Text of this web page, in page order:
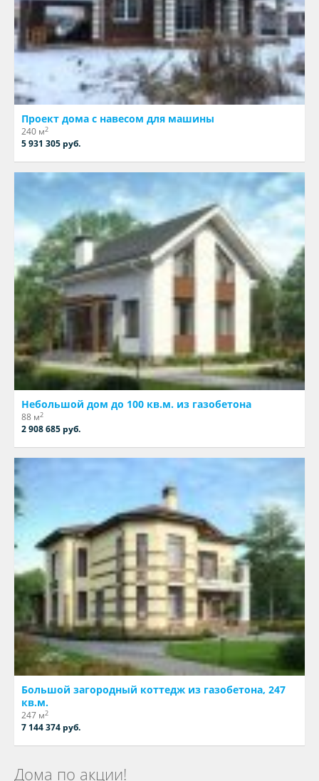
Проект дома с навесом для машины
240 м2
5 931 305 руб.
Небольшой дом до 100 кв.м. из газобетона
88 м2
2 908 685 руб.
Большой загородный коттедж из газобетона, 247
кв.м.
247 м2
7 144 374 руб.
Дома по акции!